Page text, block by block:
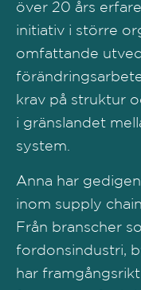
över 20 års
initiativ i större
omfattande
krav på struktur
i gränslandet
system.
Anna har
inom supply
Från branscher
fordonsindustri,
har